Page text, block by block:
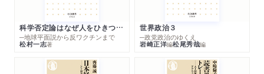
3 私たちの銀河系
銀河系の構造/銀河系の公転と中心部
4 さまざまな銀河と膨張する宇宙
銀河の形による分類/活動する銀河/膨張する宇宙
科学否定論はなぜ人をひきつけるのか
─地球平面説から反ワクチンまで
松村一志著
世界政治３
─政党政治のゆくえ
岩崎正洋編松尾秀哉編